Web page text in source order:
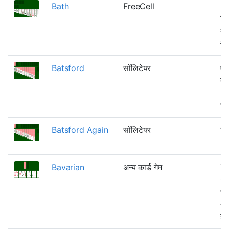
Bath FreeCell
Batsford सॉलिटेयर
3
Batsford Again सॉलिटेयर
Bavarian अन्य कार्ड गेम